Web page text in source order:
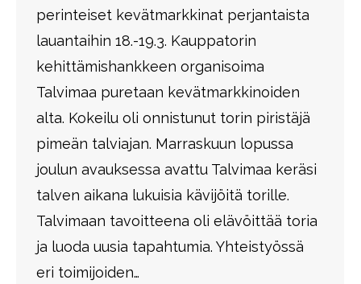
perinteiset kevätmarkkinat perjantaista
lauantaihin 18.-19.3. Kauppatorin
kehittämishankkeen organisoima
Talvimaa puretaan kevätmarkkinoiden
alta. Kokeilu oli onnistunut torin piristäjä
pimeän talviajan. Marraskuun lopussa
joulun avauksessa avattu Talvimaa keräsi
talven aikana lukuisia kävijöitä torille.
Talvimaan tavoitteena oli elävöittää toria
ja luoda uusia tapahtumia. Yhteistyössä
eri toimijoiden…